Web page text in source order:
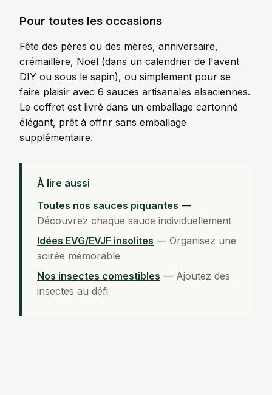
Pour toutes les occasions
Fête des pères ou des mères, anniversaire,
crémaillère, Noël (dans un calendrier de l'avent
DIY ou sous le sapin), ou simplement pour se
faire plaisir avec 6 sauces artisanales alsaciennes.
Le coffret est livré dans un emballage cartonné
élégant, prêt à offrir sans emballage
supplémentaire.
À lire aussi
Toutes nos sauces piquantes —
Découvrez chaque sauce individuellement
Idées EVG/EVJF insolites — Organisez une
soirée mémorable
Nos insectes comestibles — Ajoutez des
insectes au défi